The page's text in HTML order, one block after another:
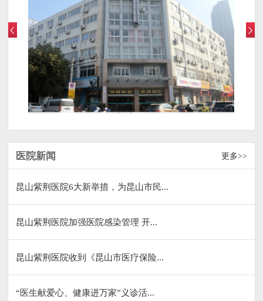
医院新闻 更多>>
昆山紫荆医院6大新举措，为昆山市民...
昆山紫荆医院加强医院感染管理 开...
昆山紫荆医院收到《昆山市医疗保险...
“医生献爱心、健康进万家”义诊活...